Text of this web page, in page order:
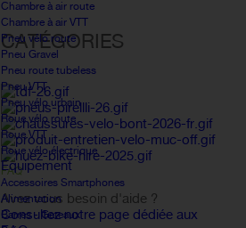
Chambre à air route
Chambre à air VTT
Pneu vélo route
Pneu Gravel
Pneu route tubeless
Pneu VTT
Pneu vélo urbain
Roue vélo route
Roue VTT
Roue vélo électrique
Équipement
Accessoires Smartphones
Alimentation
Barres - Gateaux
CATÉGORIES
FAQ
Avez vous besoin d'aide ?
Consultez notre page dédiée aux